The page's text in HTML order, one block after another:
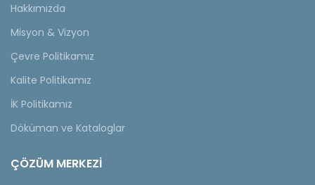
Hakkımızda
Misyon & Vizyon
Çevre Politikamız
Kalite Politikamız
İK Politikamız
Döküman ve Kataloglar
ÇÖZÜM MERKEZİ